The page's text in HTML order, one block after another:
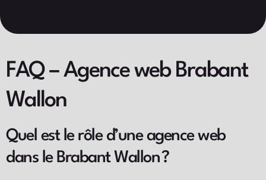
FAQ – Agence web Brabant
Wallon
Quel est le rôle d’une agence web
dans le Brabant Wallon ?